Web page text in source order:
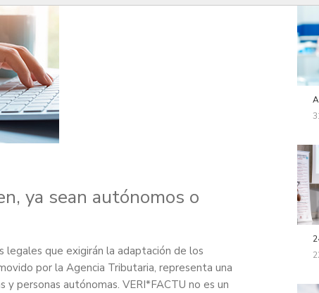
ya sean autónomos o
que exigirán la adaptación de los
por la Agencia Tributaria, representa una
personas autónomas. VERI*FACTU no es un